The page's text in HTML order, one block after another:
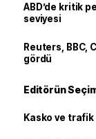
ABD’de kritik
seviyesi
Reuters, BBC,
gördü
Editörün
Kasko ve